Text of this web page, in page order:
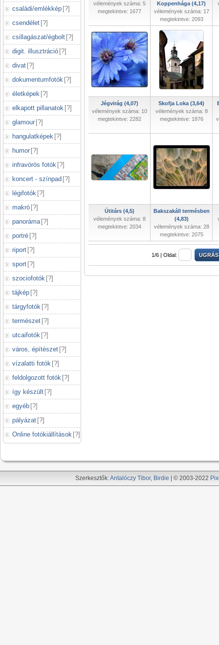
családi/emlékkép [?]
csendélet [?]
csillagászat/égbolt [?]
digit. illusztráció [?]
divat [?]
dokumentumfotók [?]
életképek [?]
elkapott pillanatok [?]
glamour [?]
hangulatképek [?]
humor [?]
infravörös fotók [?]
koncert - színpad [?]
légifotók [?]
makró [?]
panoráma [?]
portré [?]
riport [?]
sport [?]
szociofotók [?]
tájkép [?]
tárgyfotók [?]
természet [?]
utcaifotók [?]
város, építészet [?]
vízalatti fotók [?]
feldolgozott fotók [?]
így készült [?]
egyéb [?]
pályázat [?]
Online fotókiállítások [?]
vélemények száma: 5
megtekintve: 1677
Koppenhága (4,17)
vélemények száma: 17
megtekintve: 2093
Jégvirág (4,07)
vélemények száma: 10
megtekintve: 2282
Skofja Loka (3,64)
vélemények száma: 8
megtekintve: 1876
Útitárs (4,5)
vélemények száma: 8
megtekintve: 2034
Bakszakáll termésben
(4,83)
vélemények száma: 28
megtekintve: 2075
1/6 | Oldal:
Szerkesztők:Antalóczy Tibor, Birdie | © 2003-2022